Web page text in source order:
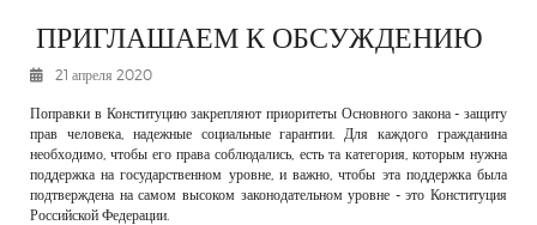
К СВЕДЕНИЮ
РЕКЛАМОДАТЕЛЯМ
ОБЪЯВЛЕНИЯ
КОНТАКТЫ
ПРИГЛАШАЕМ К ОБСУЖДЕНИЮ
21 апреля 2020
Поправки в Конституцию закрепляют приоритеты Основного закона - защиту
прав человека, надежные социальные гарантии. Для каждого гражданина
необходимо, чтобы его права соблюдались, есть та категория, которым нужна
поддержка на государственном уровне, и важно, чтобы эта поддержка была
подтверждена на самом высоком законодательном уровне - это Конституция
Российской Федерации.